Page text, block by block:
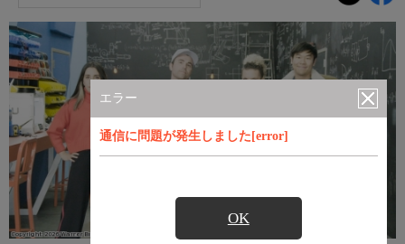
エラー
通信に問題が発生しました[error]
OK